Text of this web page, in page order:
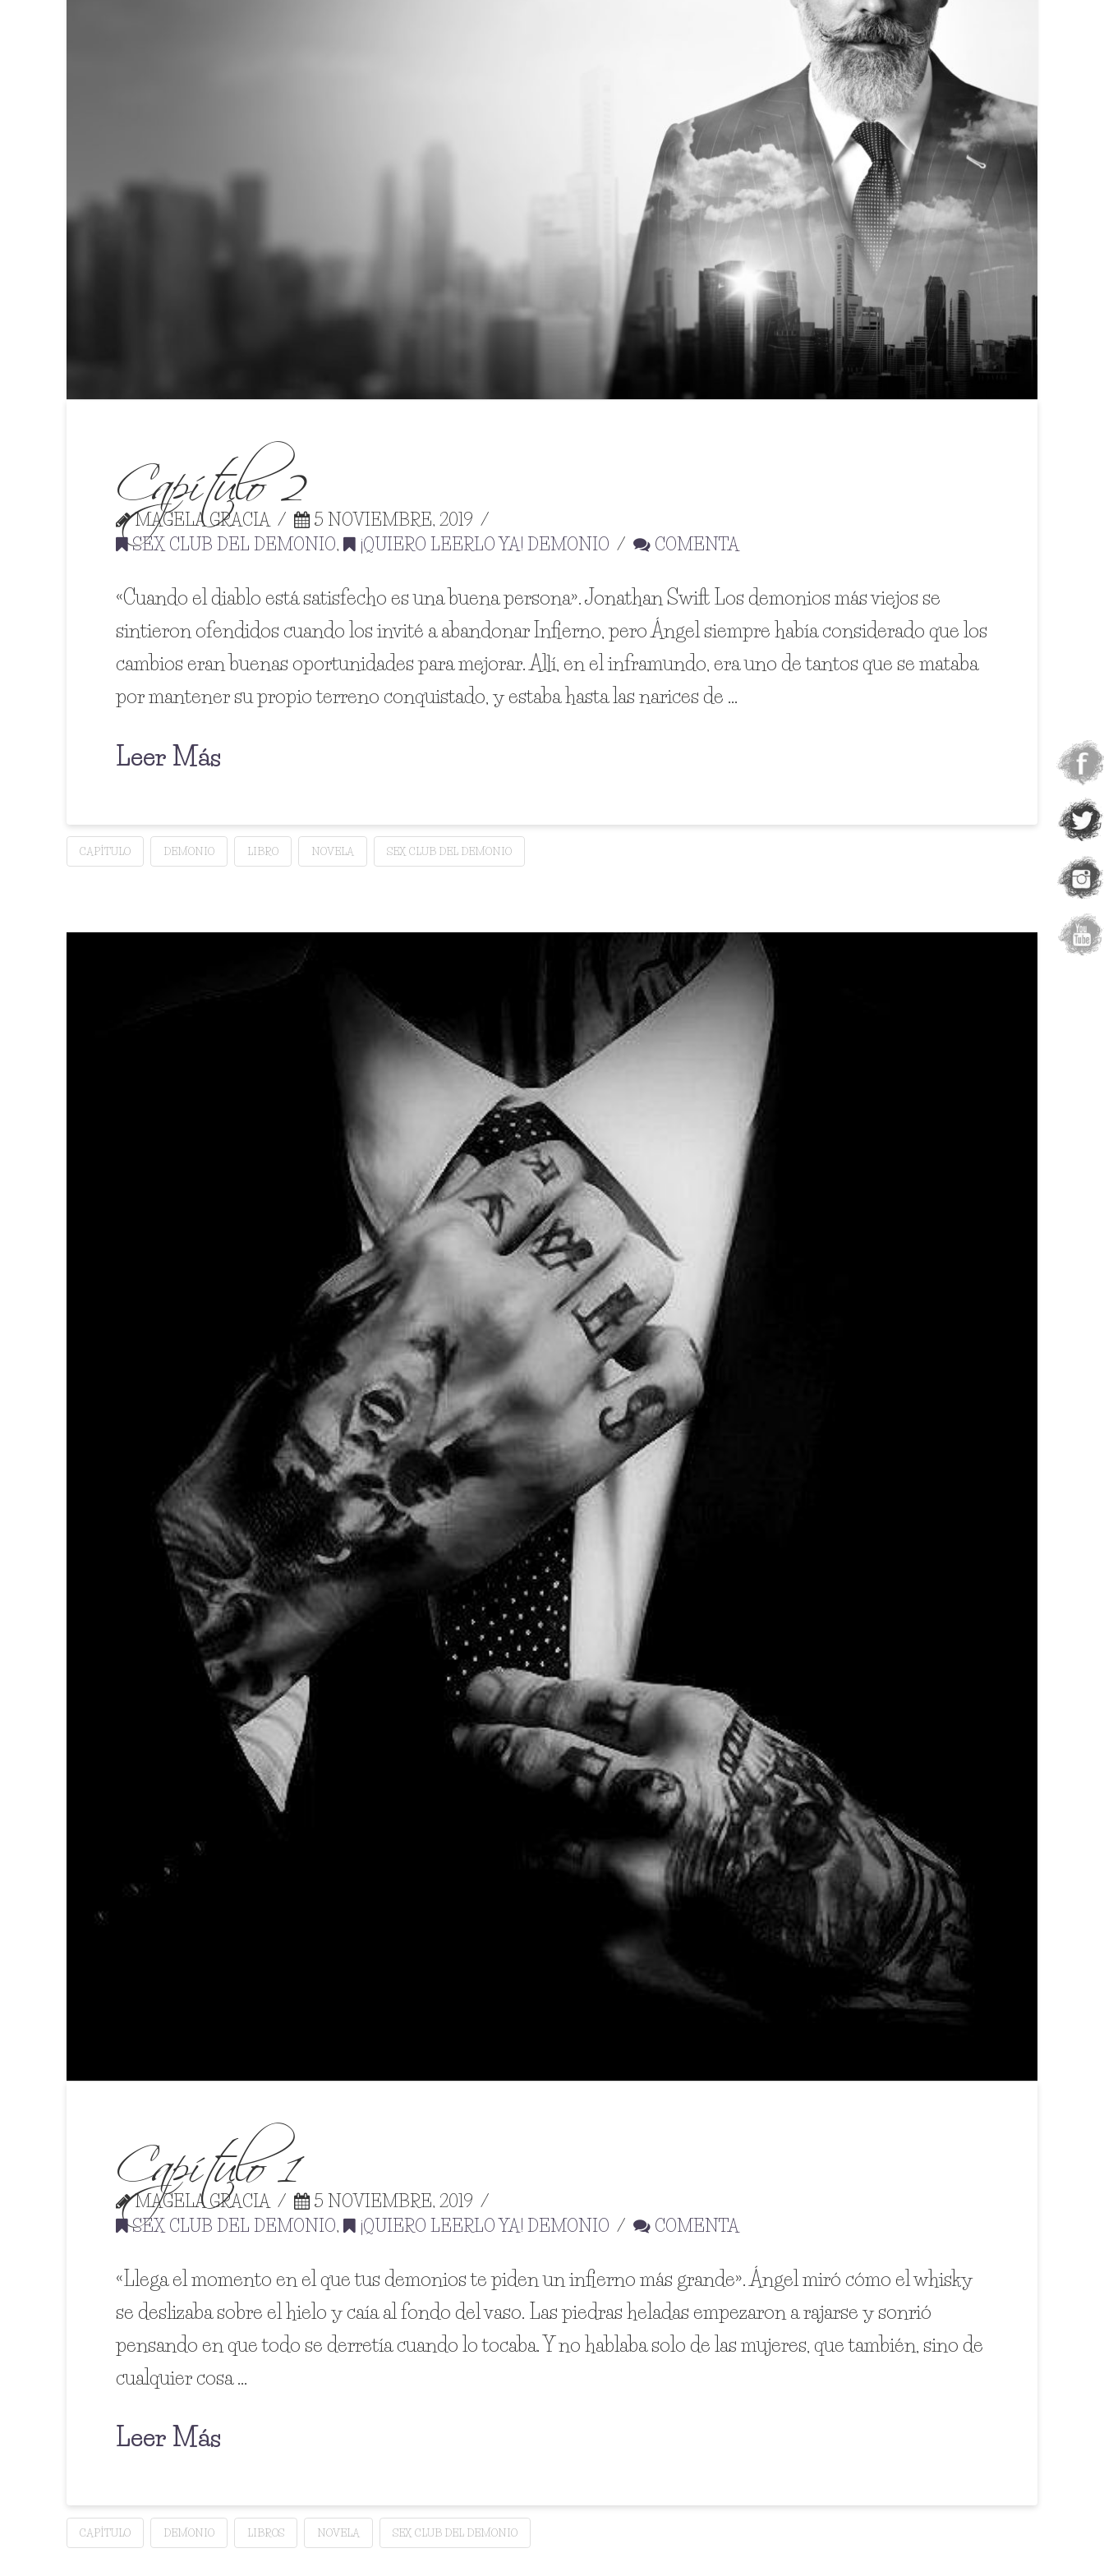
Capítulo 2
MAGELA GRACIA
5 NOVIEMBRE, 2019
SEX CLUB DEL DEMONIO, ¡QUIERO LEERLO YA! DEMONIO COMENTA
«Cuando el diablo está satisfecho es una buena persona». Jonathan Swift Los demonios más viejos se
sintieron ofendidos cuando los invité a abandonar Infierno, pero Ángel siempre había considerado que los
cambios eran buenas oportunidades para mejorar. Allí, en el inframundo, era uno de tantos que se mataba
por mantener su propio terreno conquistado, y estaba hasta las narices de …
Leer Más
CAPÍTULO DEMONIO LIBRO NOVELA SEX CLUB DEL DEMONIO
Capítulo 1
MAGELA GRACIA
5 NOVIEMBRE, 2019
SEX CLUB DEL DEMONIO, ¡QUIERO LEERLO YA! DEMONIO COMENTA
«Llega el momento en el que tus demonios te piden un infierno más grande». Ángel miró cómo el whisky
se deslizaba sobre el hielo y caía al fondo del vaso. Las piedras heladas empezaron a rajarse y sonrió
pensando en que todo se derretía cuando lo tocaba. Y no hablaba solo de las mujeres, que también, sino de
cualquier cosa …
Leer Más
CAPÍTULO DEMONIO LIBROS NOVELA SEX CLUB DEL DEMONIO